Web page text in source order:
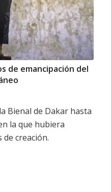
de emancipación del
Bienal de Dakar hasta
la que hubiera
creación.